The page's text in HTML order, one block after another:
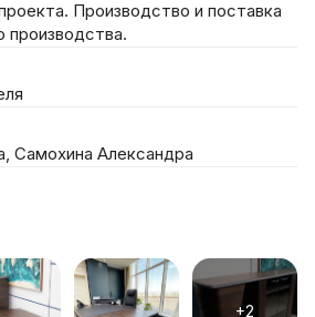
Производство и поставка
производства.
Самохина Александра